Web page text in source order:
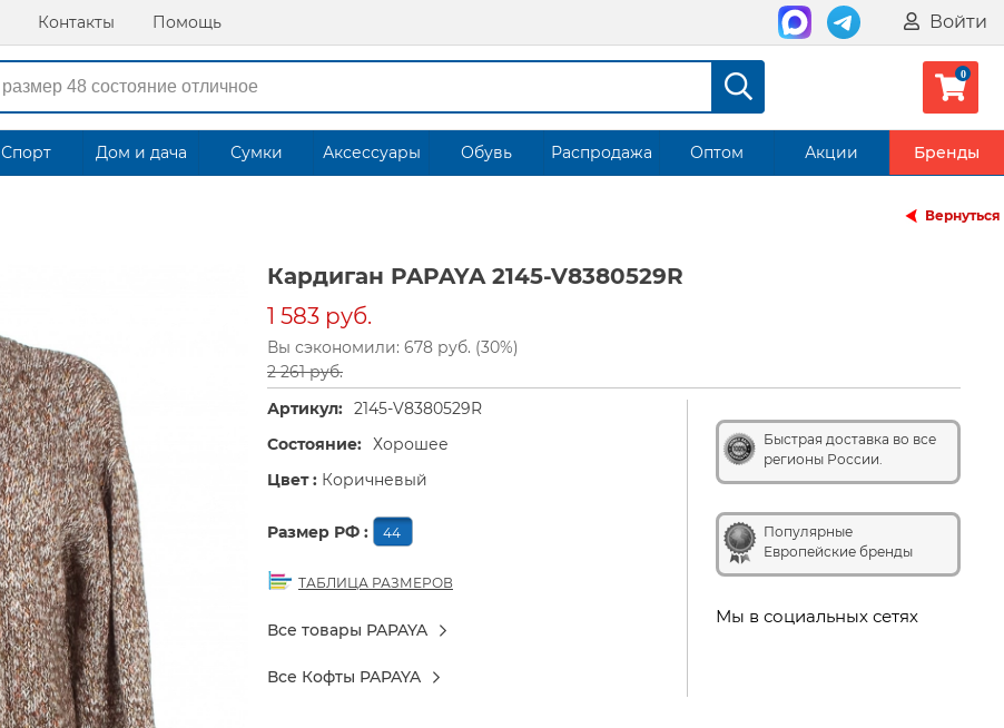
Контакты Помощь Войти
Спорт Дом и дача Сумки Аксессуары Обувь Распродажа Оптом Акции Бренды
Вернуться
Кардиган PAPAYA 2145-V8380529R
1 583 руб.
Вы сэкономили: 678 руб. (30%)
2 261 руб.
Быстрая доставка во все
регионы России.
Популярные
Европейские бренды
Мы в социальных сетях
Артикул: 2145-V8380529R
Состояние: Хорошее
Цвет : Коричневый
Размер РФ : 44
ТАБЛИЦА РАЗМЕРОВ
Все товары PAPAYA
Все Кофты PAPAYA